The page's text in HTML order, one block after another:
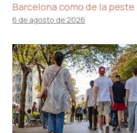
Barcelona como de la peste
6 de agosto de 2026